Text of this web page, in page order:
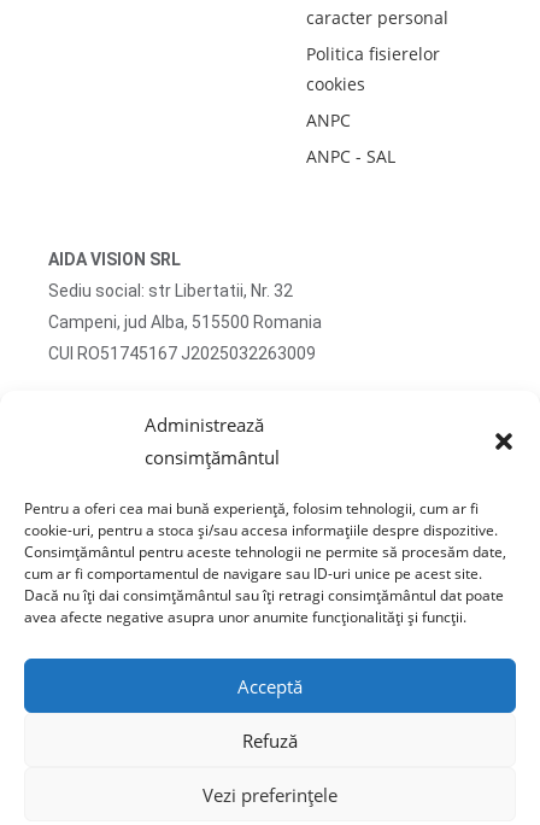
Administrează
consimțământul
Pentru a oferi cea mai bună experiență, folosim tehnologii, cum ar fi
cookie-uri, pentru a stoca și/sau accesa informațiile despre dispozitive.
Consimțământul pentru aceste tehnologii ne permite să procesăm date,
cum ar fi comportamentul de navigare sau ID-uri unice pe acest site.
Dacă nu îți dai consimțământul sau îți retragi consimțământul dat poate
avea afecte negative asupra unor anumite funcționalități și funcții.
Acceptă
Refuză
Vezi preferințele
caracter personal
Politica fisierelor
cookies
ANPC
ANPC - SAL
AIDA VISION SRL
Sediu social: str Libertatii, Nr. 32
Campeni, jud Alba, 515500 Romania
CUI RO51745167 J2025032263009
email: contact@sticlafar.ro
Nu detinem magazin de prezentare, comenzile se
livreaza exclusiv prin curierat.
Copyright © 2020 Sticla Far - AIDA VISION S.R.L. CUI: 51745167 J2025032263009